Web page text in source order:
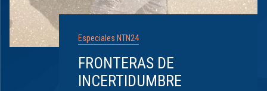
Especiales NTN24
FRONTERAS DE
INCERTIDUMBRE